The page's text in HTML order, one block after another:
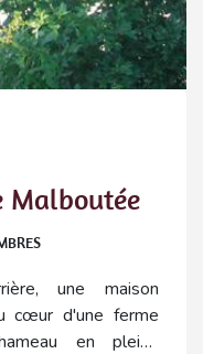
Malboutée
une maison
cœur d'une ferme
en pleine